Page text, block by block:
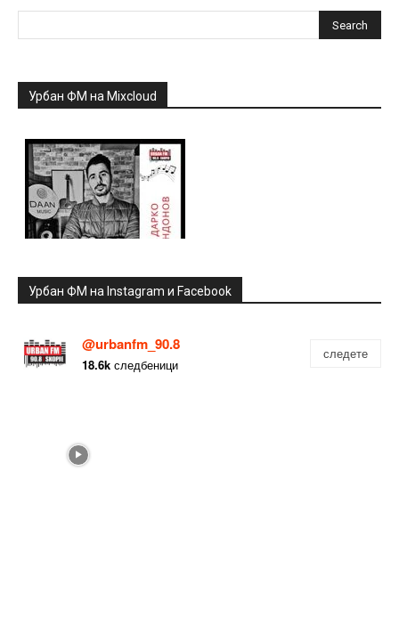
Урбан ФМ на Mixcloud
Урбан ФМ на Instagram и Facebook
@urbanfm_90.8
18.6k следбеници
следете